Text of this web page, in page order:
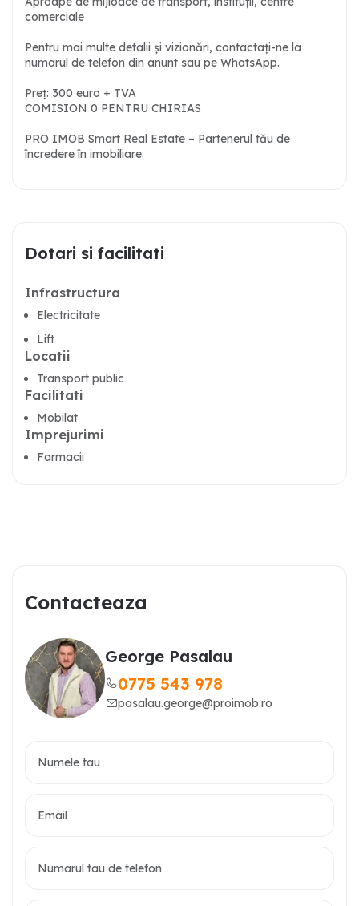
comerciale
Pentru mai multe detalii și vizionări, contactați-ne la
numarul de telefon din anunt sau pe WhatsApp.
Preț: 300 euro + TVA
COMISION 0 PENTRU CHIRIAS
PRO IMOB Smart Real Estate – Partenerul tău de
încredere în imobiliare.
Dotari si facilitati
Infrastructura
Electricitate
Lift
Locatii
Transport public
Facilitati
Mobilat
Imprejurimi
Farmacii
Contacteaza
George Pasalau
0775 543 978
pasalau.george@proimob.ro